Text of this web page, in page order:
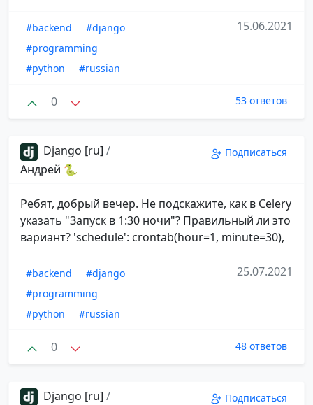
#backend
#django
#programming
#python
#russian
15.06.2021
0 53 ответов
Django [ru] /
Андрей 🐍
Подписаться
Ребят, добрый вечер. Не подскажите, как в Celery
указать "Запуск в 1:30 ночи"? Правильный ли это
вариант? 'schedule': crontab(hour=1, minute=30),
#backend
#django
#programming
#python
#russian
25.07.2021
0 48 ответов
Django [ru] /
Подписаться